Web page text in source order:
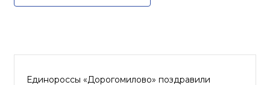
Единороссы «Дорогомилово» поздравили